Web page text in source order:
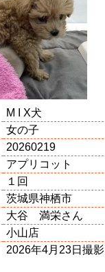
M I X犬
女の子
20260219
アプリコット
１回
茨城県神栖市
大谷 満栄さん
小山店
2026年4月23日撮影